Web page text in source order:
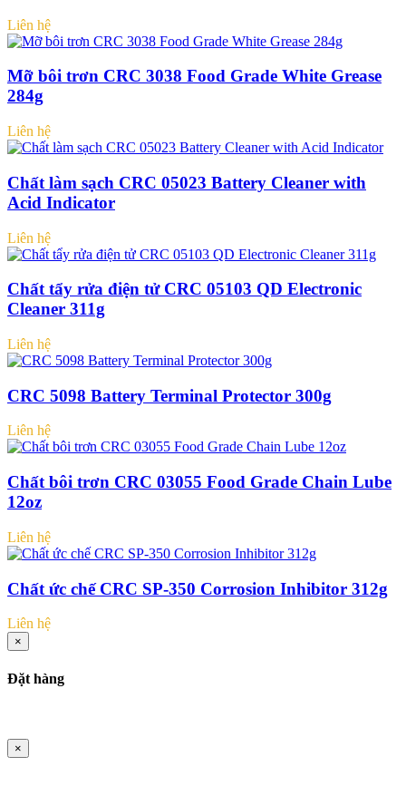
Liên hệ
Mỡ bôi trơn CRC 3038 Food Grade White Grease
284g
Liên hệ
Chất làm sạch CRC 05023 Battery Cleaner with
Acid Indicator
Liên hệ
Chất tẩy rửa điện tử CRC 05103 QD Electronic
Cleaner 311g
Liên hệ
CRC 5098 Battery Terminal Protector 300g
Liên hệ
Chất bôi trơn CRC 03055 Food Grade Chain Lube
12oz
Liên hệ
Chất ức chế CRC SP-350 Corrosion Inhibitor 312g
Liên hệ
×
Đặt hàng
×